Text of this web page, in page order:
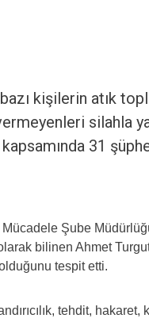
kişilerin atık
silahla
31
Şube
bilinen Ahmet
tespit etti.
tehdit,